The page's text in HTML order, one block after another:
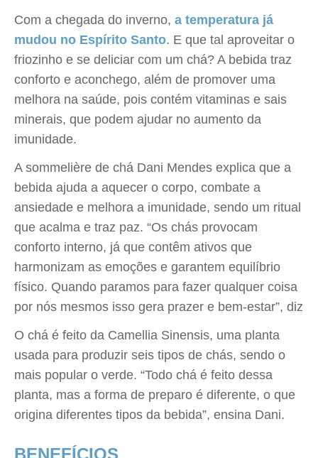
Com a chegada do inverno, a temperatura já
mudou no Espírito Santo. E que tal aproveitar o
friozinho e se deliciar com um chá? A bebida traz
conforto e aconchego, além de promover uma
melhora na saúde, pois contém vitaminas e sais
minerais, que podem ajudar no aumento da
imunidade.
A sommelière de chá Dani Mendes explica que a
bebida ajuda a aquecer o corpo, combate a
ansiedade e melhora a imunidade, sendo um ritual
que acalma e traz paz. “Os chás provocam
conforto interno, já que contêm ativos que
harmonizam as emoções e garantem equilíbrio
físico. Quando paramos para fazer qualquer coisa
por nós mesmos isso gera prazer e bem-estar”, diz
O chá é feito da Camellia Sinensis, uma planta
usada para produzir seis tipos de chás, sendo o
mais popular o verde. “Todo chá é feito dessa
planta, mas a forma de preparo é diferente, o que
origina diferentes tipos da bebida”, ensina Dani.
BENEFÍCIOS